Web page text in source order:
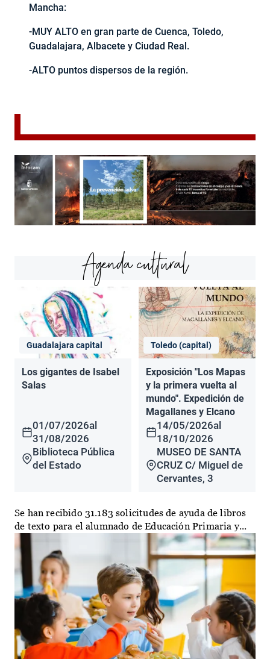
Mancha:
-MUY ALTO en gran parte de Cuenca, Toledo,
Guadalajara, Albacete y Ciudad Real.
-ALTO puntos dispersos de la región.
Agenda cultural
Guadalajara capital
Los gigantes de Isabel
Salas
01/07/2026al
31/08/2026
Biblioteca Pública
del Estado
Toledo (capital)
Exposición "Los Mapas
y la primera vuelta al
mundo". Expedición de
Magallanes y Elcano
14/05/2026al
18/10/2026
MUSEO DE SANTA
CRUZ C/ Miguel de
Cervantes, 3
Se han recibido 31.183 solicitudes de ayuda de libros
de texto para el alumnado de Educación Primaria y...